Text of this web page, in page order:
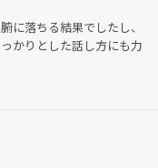
に落ちる結果でしたし、
かりとした話し方にも力